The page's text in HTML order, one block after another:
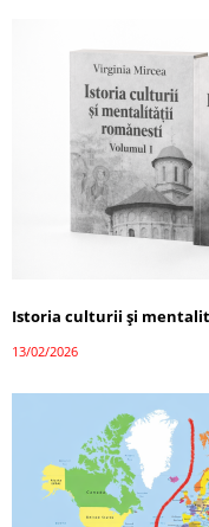
Istoria culturii și
13/02/2026